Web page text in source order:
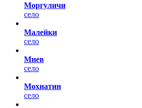
Моргуличи
село
Малейки
село
Мнев
село
Мохнатин
село